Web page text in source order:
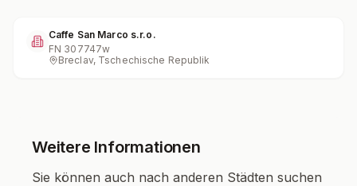
Caffe San Marco s.r.o.
FN 307747w
Breclav, Tschechische Republik
Weitere Informationen
Sie können auch nach anderen Städten suchen